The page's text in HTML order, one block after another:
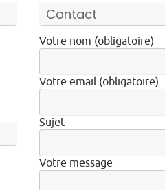
Contact
Votre nom (obligatoire)
Votre email (obligatoire)
Sujet
Votre message